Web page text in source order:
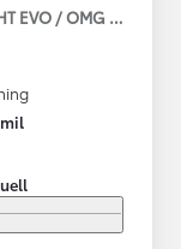
EVO / OMG LEV!